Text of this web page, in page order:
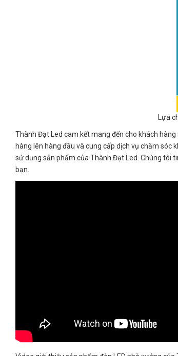
Lựa
Thành Đạt Led cam kết mang đến cho khách
hàng lên hàng đầu và cung cấp dịch vụ chăm sóc
sử dụng sản phẩm của Thành Đạt Led. Chúng tôi
bạn.